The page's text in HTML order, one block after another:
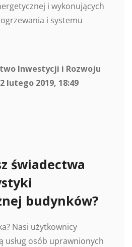
i wykonujących
i systemu
Inwestycji i Rozwoju
lutego 2019, 18:49
świadectwa
budynków?
Nasi użytkownicy
usług osób uprawnionych